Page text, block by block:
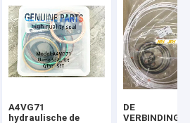
A4VG71
hydraulische de
DE